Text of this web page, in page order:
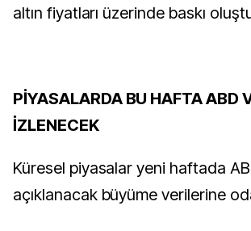
altın fiyatları üzerinde baskı
PİYASALARDA BU HAFTA ABD
İZLENECEK
Küresel piyasalar yeni haftada
açıklanacak büyüme verilerine